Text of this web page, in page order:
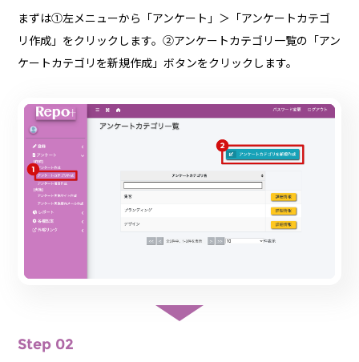
まずは①左メニューから「アンケート」＞「アンケートカテゴ
リ作成」をクリックします。②アンケートカテゴリ一覧の「アン
ケートカテゴリを新規作成」ボタンをクリックします。
Step 02